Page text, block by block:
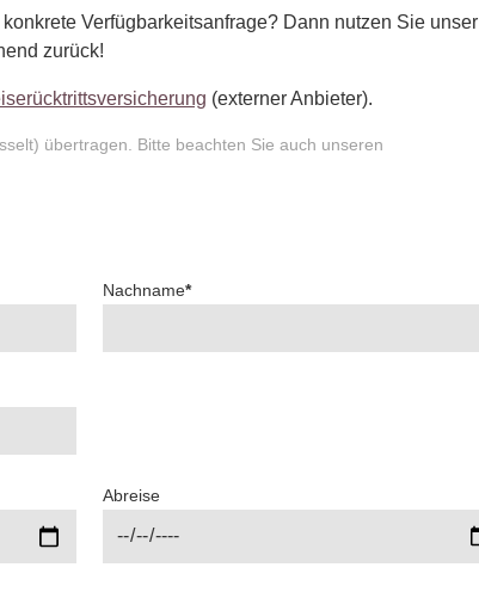
Verfügbarkeitsanfrage? Dann nutzen Sie unser
zurück!
(externer Anbieter).
übertragen. Bitte beachten Sie auch unseren
Nachname*
Abreise